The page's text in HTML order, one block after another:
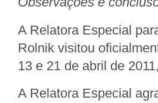
A Relatora Especial
Rolnik visitou
13 e 21 de abril de
A Relatora Especial